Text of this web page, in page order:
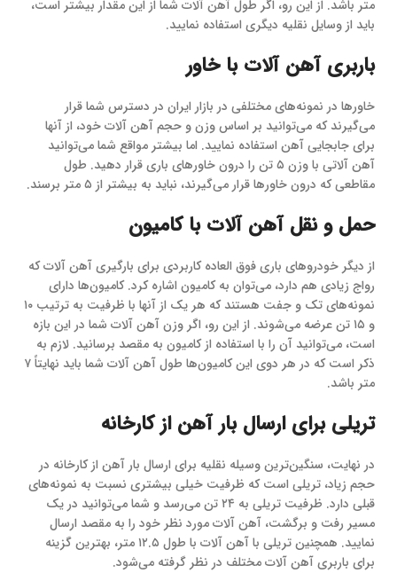
متر باشد. از این رو، اگر طول آهن آلات شما از این مقدار بیشتر است،
باید از وسایل نقلیه دیگری استفاده نمایید.
باربری آهن آلات با خاور
خاورها در نمونه‌های مختلفی در بازار ایران در دسترس شما قرار
می‌گیرند که می‌توانید بر اساس وزن و حجم آهن آلات خود، از آنها
برای جابجایی آهن استفاده نمایید. اما بیشتر مواقع شما می‌توانید
آهن آلاتی با وزن ۵ تن را درون خاورهای باری قرار دهید. طول
مقاطعی که درون خاورها قرار می‌گیرند، نباید به بیشتر از ۵ متر برسند.
حمل و نقل آهن آلات با کامیون
از دیگر خودروهای باری فوق العاده کاربردی برای بارگیری آهن آلات که
رواج زیادی هم دارد، می‌توان به کامیون اشاره کرد. کامیون‌ها دارای
نمونه‌های تک و جفت هستند که هر یک از آنها با ظرفیت به ترتیب ۱۰
و ۱۵ تن عرضه می‌شوند. از این رو، اگر وزن آهن آلات شما در این بازه
است، می‌توانید آن را با استفاده از کامیون به مقصد برسانید. لازم به
ذکر است که در هر دوی این کامیون‌ها طول آهن آلات شما باید نهایتاً ۷
متر باشد.
تریلی برای ارسال بار آهن از کارخانه
در نهایت، سنگین‌ترین وسیله نقلیه برای ارسال بار آهن از کارخانه در
حجم زیاد، تریلی است که ظرفیت خیلی بیشتری نسبت به نمونه‌های
قبلی دارد. ظرفیت تریلی به ۲۴ تن می‌رسد و شما می‌توانید در یک
مسیر رفت و برگشت، آهن آلات مورد نظر خود را به مقصد ارسال
نمایید. همچنین تریلی با آهن آلات با طول ۱۲.۵ متر، بهترین گزینه
برای باربری آهن آلات مختلف در نظر گرفته می‌شود.